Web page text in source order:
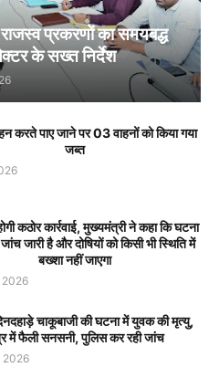
प्रकरणों का समयबद्ध
के सख्त निर्देश
करते पाए जाने पर 03 वाहनों को किया गया
जब्त
कठोर कार्रवाई, मुख्यमंत्री ने कहा कि घटना
जारी है और दोषियों को किसी भी स्थिति में
बख्शा नहीं जाएगा
2026
चाकूबाजी की घटना में युवक की मृत्यु,
में फैली सनसनी, पुलिस कर रही जांच
2026